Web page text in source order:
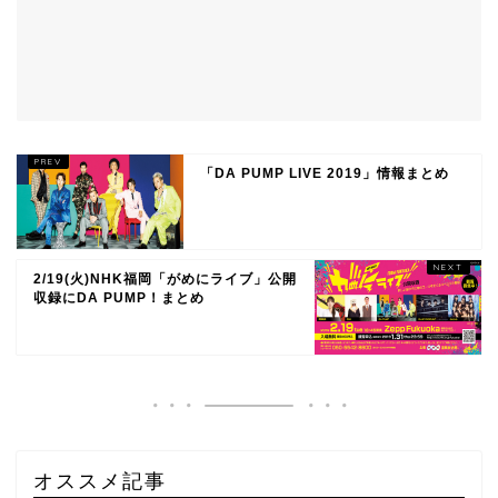
「DA PUMP LIVE 2019」情報まとめ
2/19(火)NHK福岡「がめにライブ」公開
収録にDA PUMP！まとめ
オススメ記事